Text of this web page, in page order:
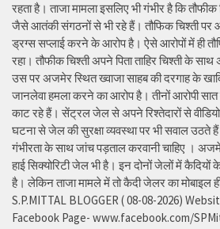
रहता है। ताजा मामला इसलिए भी गंभीर है कि
जैसे आतंकी संगठनों से भी रहे हैं। तौफिक चिश्ती पर
ड्रग्स सप्लाई करने के आरोप है। ऐसे आरोपों में ही
रहा। तौफीक चिश्ती अपने पिता ताहिर चिश्ती के
उस पर अजमेर स्थित ख्वाजा साहब की दरगाह के
जानलेवा हमला करने का आरोप है। तीनों आरोपी
काट रहे हैं। सेंट्रल जेल से अपने रिश्तेदारों से
घटना से जेल की सुरक्षा व्यवस्था पर भी सवाल उठते
गंभीरता के साथ जांच पड़ताल करवानी चाहिए ।
हाई सिक्योरिटी जेल भी है। इन दोनों जेलों में कैदियों
है। लेकिन ताजा मामले में तो कैदी जेलर का मोबाइल
S.P.MITTAL BLOGGER ( 08-08-2026)
Facebook Page- www.facebook.com/